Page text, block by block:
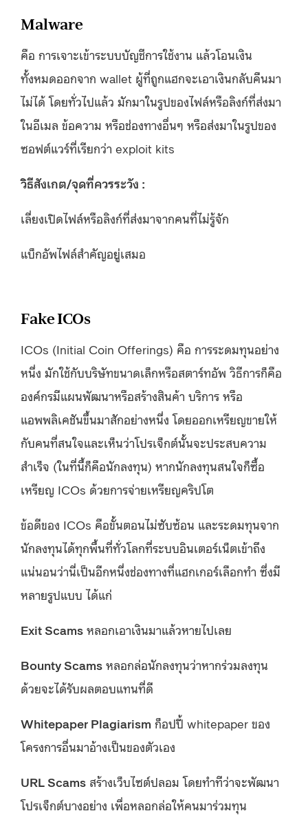
Malware
คือ การเจาะเข้าระบบบัญชีการใช้งาน แล้วโอนเงิน
ทั้งหมดออกจาก wallet ผู้ที่ถูกแฮกจะเอาเงินกลับคืนมา
ไม่ได้ โดยทั่วไปแล้ว มักมาในรูปของไฟล์หรือลิงก์ที่ส่งมา
ในอีเมล ข้อความ หรือช่องทางอื่นๆ หรือส่งมาในรูปของ
ซอฟต์แวร์ที่เรียกว่า exploit kits
วิธีสังเกต/จุดที่ควรระวัง :
เลี่ยงเปิดไฟล์หรือลิงก์ที่ส่งมาจากคนที่ไม่รู้จัก
แบ็กอัพไฟล์สำคัญอยู่เสมอ
Fake ICOs
ICOs (Initial Coin Offerings) คือ การระดมทุนอย่าง
หนึ่ง มักใช้กับบริษัทขนาดเล็กหรือสตาร์ทอัพ วิธีการก็คือ
องค์กรมีแผนพัฒนาหรือสร้างสินค้า บริการ หรือ
แอพพลิเคชันขึ้นมาสักอย่างหนึ่ง โดยออกเหรียญขายให้
กับคนที่สนใจและเห็นว่าโปรเจ็กต์นั้นจะประสบความ
สำเร็จ (ในที่นี้ก็คือนักลงทุน) หากนักลงทุนสนใจก็ซื้อ
เหรียญ ICOs ด้วยการจ่ายเหรียญคริปโต
ข้อดีของ ICOs คือขั้นตอนไม่ซับซ้อน และระดมทุนจาก
นักลงทุนได้ทุกพื้นที่ทั่วโลกที่ระบบอินเตอร์เน็ตเข้าถึง
แน่นอนว่านี่เป็นอีกหนึ่งช่องทางที่แฮกเกอร์เลือกทำ ซึ่งมี
หลายรูปแบบ ได้แก่
Exit Scams หลอกเอาเงินมาแล้วหายไปเลย
Bounty Scams หลอกล่อนักลงทุนว่าหากร่วมลงทุน
ด้วยจะได้รับผลตอบแทนที่ดี
Whitepaper Plagiarism ก็อปปี้ whitepaper ของ
โครงการอื่นมาอ้างเป็นของตัวเอง
URL Scams สร้างเว็บไซต์ปลอม โดยทำทีว่าจะพัฒนา
โปรเจ็กต์บางอย่าง เพื่อหลอกล่อให้คนมาร่วมทุน